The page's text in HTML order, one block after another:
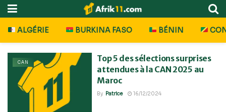
ALGÉRIE BURKINA FASO BÉNIN
CAN
Top 5 des sélections surprises
attendues à la CAN 2025 au
Maroc
By Patrice 16/12/2024